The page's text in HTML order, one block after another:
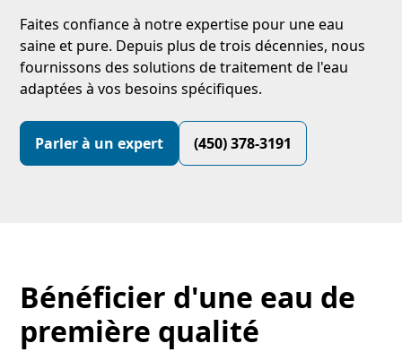
Faites confiance à notre expertise pour une eau
saine et pure. Depuis plus de trois décennies, nous
fournissons des solutions de traitement de l'eau
adaptées à vos besoins spécifiques.
Parler à un expert (450) 378-3191
Bénéficier d'une eau de
première qualité